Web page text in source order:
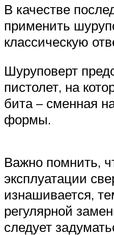
В качестве
применить
классическую
Шуруповерт
пистолет, на
бита – сменная
формы.
Важно помнить,
эксплуатации
изнашивается,
регулярной
следует